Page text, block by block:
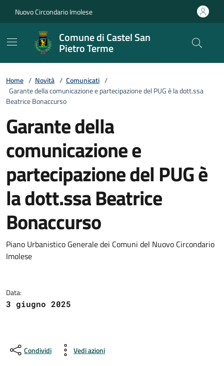
Nuovo Circondario Imolese
Comune di Castel San
Pietro Terme
Home / Novità / Comunicati /
Garante della comunicazione e partecipazione del PUG è la dott.ssa
Beatrice Bonaccurso
Garante della
comunicazione e
partecipazione del PUG è
la dott.ssa Beatrice
Bonaccurso
Dettagli della notizia
Piano Urbanistico Generale dei Comuni del Nuovo Circondario
Imolese
Data:
3 giugno 2025
Condividi Vedi azioni